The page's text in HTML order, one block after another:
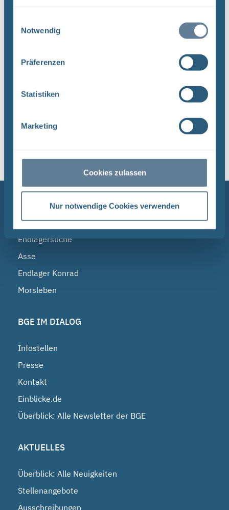
Notwendig
Präferenzen
Statistiken
Marketing
Cookies zulassen
Nur notwendige Cookies verwenden
Endlagersuche Asse Zwischen der Stasi-
Unterlagenbehörde und dem Bundesamt für
Strahlenschutz (BfS) hat die Bundesgesellschaft
für Endlagerung (BGE) zwei Tage ...
NAVIGATION
BGE
Endlagersuche
Asse
Endlager Konrad
Morsleben
BGE IM DIALOG
Infostellen
Presse
Kontakt
Einblicke.de
Überblick: Alle Newsletter der BGE
AKTUELLES
Überblick: Alle Neuigkeiten
Stellenangebote
Ausschreibungen